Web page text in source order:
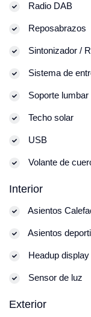
Radio DAB
Reposabrazos
Sintonizador /
Sistema de
Soporte lumbar
Techo solar
USB
Volante de
Interior
Asientos
Asientos
Headup display
Sensor de luz
Exterior